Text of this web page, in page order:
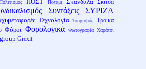
Πολιτισμός ΠΟΣΤ Ποτάμι Σκάνδαλα
Σκίτσα
Συντάξεις ΣΥΡΙΖΑ
Τεχνολογία Τουρισμός Τροικα
Φόροι Φορολογικά Φωτογραφία Χαράτσι
Grexit